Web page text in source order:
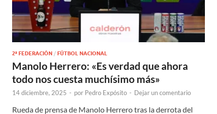
2ª FEDERACIÓN / FÚTBOL NACIONAL
Manolo Herrero: «Es verdad que ahora
todo nos cuesta muchísimo más»
14 diciembre, 2025 - por Pedro Expósito - Dejar un comentario
Rueda de prensa de Manolo Herrero tras la derrota del